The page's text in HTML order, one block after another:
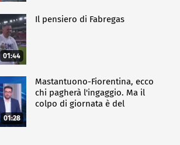
01:44
Il pensiero di Fabregas
01:28
Mastantuono-Fiorentina, ecco
chi pagherà l'ingaggio. Ma il
colpo di giornata è del